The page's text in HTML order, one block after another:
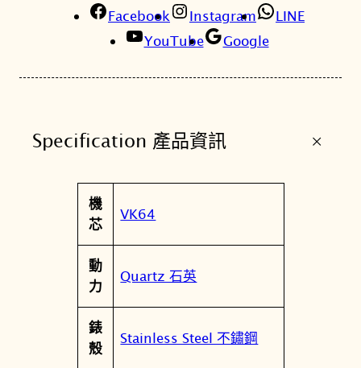
4
B
1
1
黑
金
計
男
錶
V
K
Facebook Instagram
LINE
YouTube
Google
Specification 產品資訊 +
屬
性
值
機
芯
VK64
動
力
Quartz 石英
錶
殼
Stainless Steel 不鏽鋼